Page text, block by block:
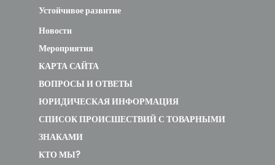
Устойчивое развитие
Новости
Мероприятия
КАРТА САЙТА
ВОПРОСЫ И ОТВЕТЫ
ЮРИДИЧЕСКАЯ ИНФОРМАЦИЯ
СПИСОК ПРОИСШЕСТВИЙ С ТОВАРНЫМИ
ЗНАКАМИ
КТО МЫ?